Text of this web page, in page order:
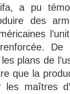
a pu
des
plans de
que la
maîtres